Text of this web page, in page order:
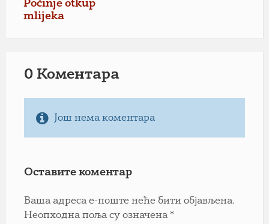
Počinje otkup
mlijeka
0 Коментарa
Још нема коментара
Оставите коментар
Ваша адреса е-поште неће бити објављена.
Неопходна поља су означена *